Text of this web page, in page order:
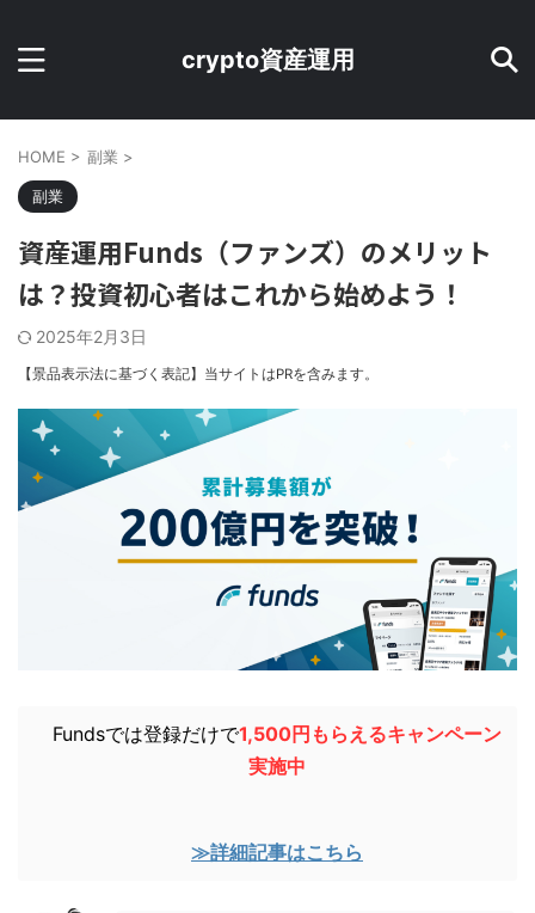
crypto資産運用
HOME > 副業 >
副業
資産運用Funds（ファンズ）のメリット
は？投資初心者はこれから始めよう！
2025年2月3日
【景品表示法に基づく表記】当サイトはPRを含みます。
Fundsでは登録だけで1,500円もらえるキャンペーン
実施中
≫詳細記事はこちら